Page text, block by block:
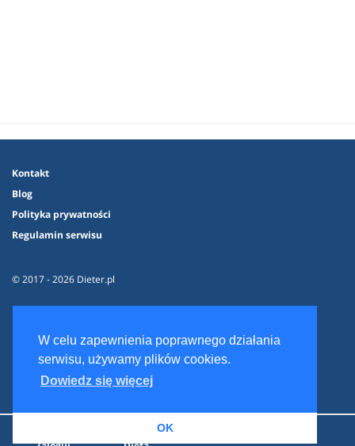
W celu zapewnienia poprawnego działania
serwisu, używamy plików cookies.
Dowiedz się więcej
OK
Kontakt
Blog
Polityka prywatności
Regulamin serwisu
© 2017 - 2026 Dieter.pl